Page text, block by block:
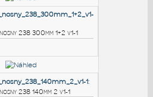
nosny 238 250mm 3 v1-1
nosny 238 380mm 1+2 v1-1